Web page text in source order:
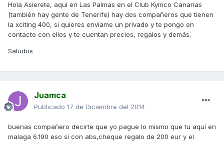
Hola Asierete, aquí en Las Palmas en el Club Kymco Canarias
(también hay gente de Tenerife) hay dos compañeros que tienen
la xciting 400, si quieres envíame un privado y te pongo en
contacto con ellos y te cuentan precios, regalos y demás.
Saludos
Juamca
Publicado 17 de Diciembre del 2014
buenas compañero decirte que yo pague lo mismo que tu aquí en
malaga 6.190 eso si con abs,cheque regalo de 200 eur y el